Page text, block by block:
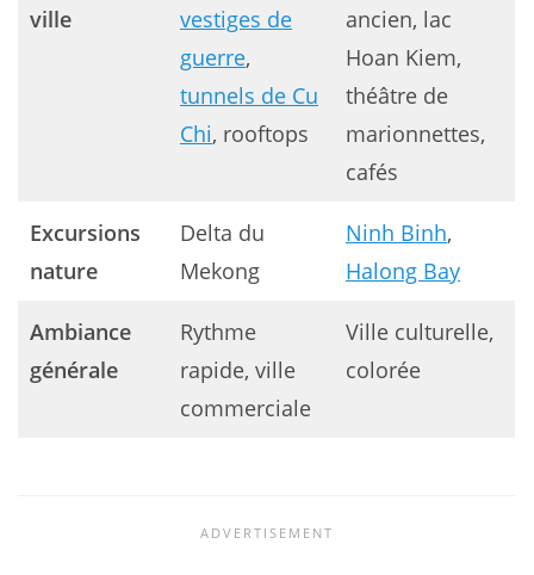
ville
vestiges de
guerre,
tunnels de Cu
Chi, rooftops
ancien, lac
Hoan Kiem,
théâtre de
marionnettes,
cafés
Excursions
nature
Delta du
Mekong
Ninh Binh,
Halong Bay
Ambiance
générale
Rythme
rapide, ville
commerciale
Ville culturelle,
colorée